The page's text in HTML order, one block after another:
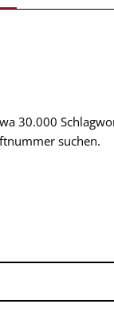
30.000
suchen.